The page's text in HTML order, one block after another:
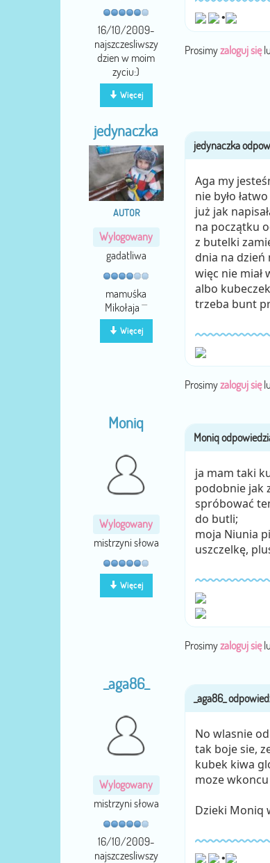
16/10/2009-
najszczesliwszy
dzien w moim
zyciu:)
Więcej
•
Prosimyzaloguj się
jedynaczka
AUTOR
Wylogowany
gadatliwa
mamuśka
Mikołaja ^^
Więcej
Aga my
nie było
już jak
na początku
z butelki
dnia na dzień
więc nie miał
albo
trzeba bunt
Prosimyzaloguj się
Moniq
Wylogowany
mistrzyni słowa
Więcej
ja mam taki
podobnie jak
spróbować
do butli;
moja Niunia
uszczelkę,
Prosimyzaloguj się
_aga86_
Wylogowany
mistrzyni słowa
16/10/2009-
najszczesliwszy
No wlasnie
tak boje sie,
kubek kiwa
moze
Dzieki Moniq
•